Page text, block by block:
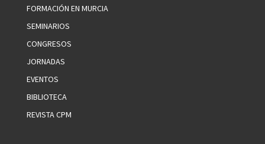
FORMACIÓN EN MURCIA
SEMINARIOS
CONGRESOS
JORNADAS
EVENTOS
BIBLIOTECA
REVISTA CPM